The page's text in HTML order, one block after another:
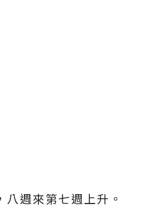
週來第七週上升。